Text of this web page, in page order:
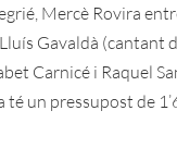
Mercè Rovira
Gavaldà
Carnicé i Raquel
un pressupost de